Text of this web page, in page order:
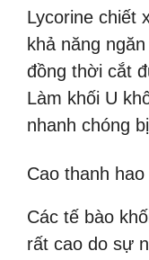
Lycorine chiết
khả năng
đồng thời cắt
Làm khối U
nhanh chóng
Cao thanh
Các tế bào
rất cao do sự